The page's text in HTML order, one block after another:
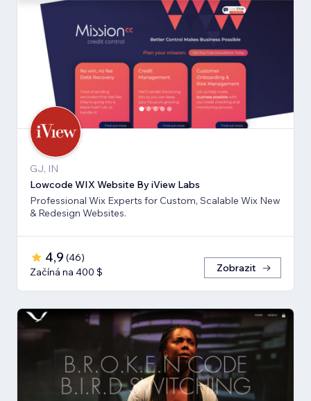
GJ, IN
Lowcode WIX Website By iView Labs
Professional Wix Experts for Custom, Scalable Wix New
& Redesign Websites.
4,9 (46)
Začíná na 400 $
Zobrazit